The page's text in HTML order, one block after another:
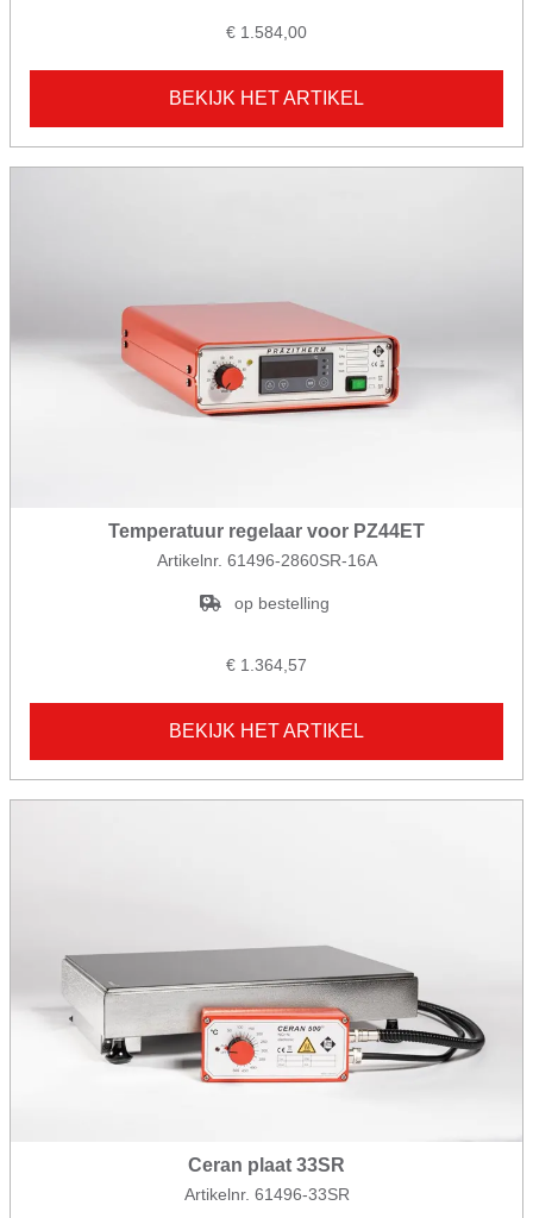
€ 1.584,00
BEKIJK HET ARTIKEL
Temperatuur regelaar voor PZ44ET
Artikelnr. 61496-2860SR-16A
op bestelling
€ 1.364,57
BEKIJK HET ARTIKEL
Ceran plaat 33SR
Artikelnr. 61496-33SR